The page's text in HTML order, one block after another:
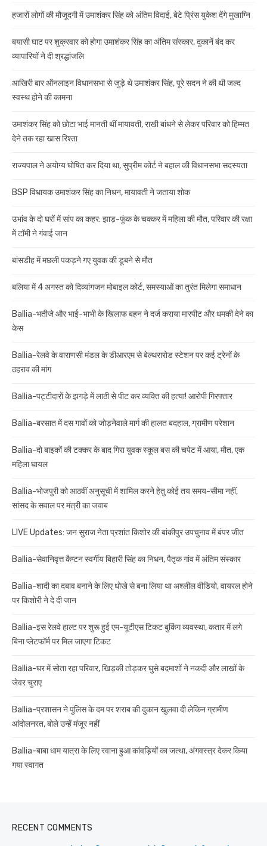
हजारों लोगों की मौजूदगी में उमाशंकर सिंह को अंतिम विदाई, बेटे प्रिंस युकेश देंगे मुखाग्नि
बयासी घाट पर शुक्रवार को होगा उमाशंकर सिंह का अंतिम संस्कार, दुकानें बंद कर
व्यापारियों ने दी श्रद्धांजलि
आखिरी बार ऑनलाइन विधानसभा से जुड़े थे उमाशंकर सिंह, पूरे सदन ने की थी जल्द
स्वस्थ होने की कामना
उमाशंकर सिंह को छोटा भाई मानती थीं मायावती, राखी बांधने से लेकर परिवार को हिम्मत
देने तक रहा खास रिश्ता
राज्यपाल ने अयोग्य घोषित कर दिया था, सुप्रीम कोर्ट ने बहाल की विधानसभा सदस्यता
BSP विधायक उमाशंकर सिंह का निधन, मायावती ने जताया शोक
उभांव के दो घरों में सांप का कहर: झाड़-फूंक के चक्कर में महिला की मौत, परिवार की रक्षा
में टॉमी ने गंवाई जान
बांसडीह में मछली पकड़ने गए युवक की डूबने से मौत
बलिया में 4 अगस्त को दिव्यांगजन मोबाइल कोर्ट, समस्याओं का तुरंत मिलेगा समाधान
Ballia-भतीजे और भाई-भाभी के खिलाफ बहन ने दर्ज कराया मारपीट और धमकी देने का
केस
Ballia-रेलवे के वाराणसी मंडल के डीआरएम से बेल्थरारोड स्टेशन पर कई ट्रेनों के
ठहराव की मांग
Ballia-पट्टीदारों के झगड़े में लाठी से पीट कर व्यक्ति की हत्या! आरोपी गिरफ्तार
Ballia-बरसात में दस गावों को जोड़नेवाले मार्ग की हालत बदहाल, ग्रामीण परेशान
Ballia-दो बाइकों की टक्कर के बाद गिरा युवक स्कूल बस की चपेट में आया, मौत, एक
महिला घायल
Ballia-भोजपुरी को आठवीं अनुसूची में शामिल करने हेतु कोई तय समय-सीमा नहीं,
सांसद के सवाल पर मंत्री का जवाब
LIVE Updates: जन सुराज नेता प्रशांत किशोर की बांकीपुर उपचुनाव में बंपर जीत
Ballia-सेवानिवृत्त कैप्टन स्वर्गीय बिहारी सिंह का निधन, पैतृक गांव में अंतिम संस्कार
Ballia-शादी का दबाव बनाने के लिए धोखे से बना लिया था अश्लील वीडियो, वायरल होने
पर किशोरी ने दे दी जान
Ballia-इस रेलवे हाल्ट पर शुरू हुई एम-यूटीएस टिकट बुकिंग व्यवस्था, कतार में लगे
बिना प्लेटफॉर्म पर मिल जाएगा टिकट
Ballia-घर में सोता रहा परिवार, खिड़की तोड़कर घुसे बदमाशों ने नकदी और लाखों के
जेवर चुराए
Ballia-प्रशासन ने पुलिस के दम पर शराब की दुकान खुलवा दी लेकिन ग्रामीण
आंदोलनरत, बोले उन्हें मंजूर नहीं
Ballia-बाबा धाम यात्रा के लिए रवाना हुआ कांवड़ियों का जत्था, अंगवस्त्र देकर किया
गया स्वागत
RECENT COMMENTS